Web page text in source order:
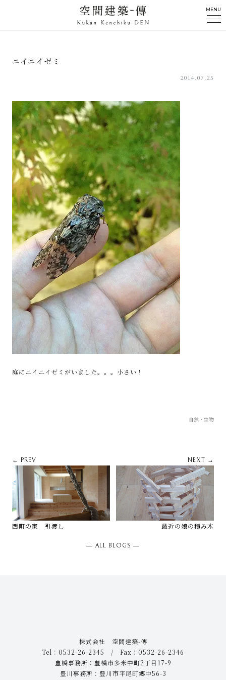
MENU
ニイニイゼミ
2014.07.25
庭にニイニイゼミがいました。。。小さい！
自然・生物
← PREV
西町の家 引渡し
NEXT →
最近の娘の積み木
― ALL BLOGS ―
株式会社 空間建築-傳
Tel：0532-26-2345 / Fax：0532-26-2346
豊橋事務所：豊橋市多米中町2丁目17-9
豊川事務所：豊川市平尾町郷中56-3